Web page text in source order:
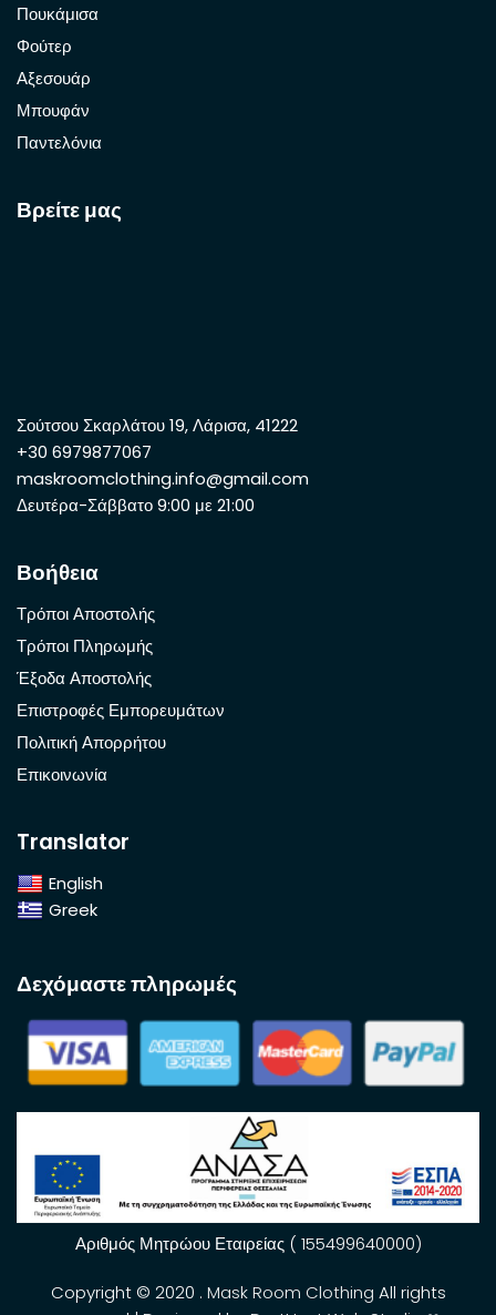
Πουκάμισα
Φούτερ
Αξεσουάρ
Μπουφάν
Παντελόνια
Βρείτε μας
Σούτσου Σκαρλάτου 19, Λάρισα, 41222
+30 6979877067
maskroomclothing.info@gmail.com
Δευτέρα-Σάββατο 9:00 με 21:00
Βοήθεια
Τρόποι Αποστολής
Τρόποι Πληρωμής
Έξοδα Αποστολής
Επιστροφές Εμπορευμάτων
Πολιτική Απορρήτου
Επικοινωνία
Translator
English
Greek
Δεχόμαστε πληρωμές
Αριθμός Μητρώου Εταιρείας ( 155499640000)
Copyright © 2020 . Mask Room Clothing All rights